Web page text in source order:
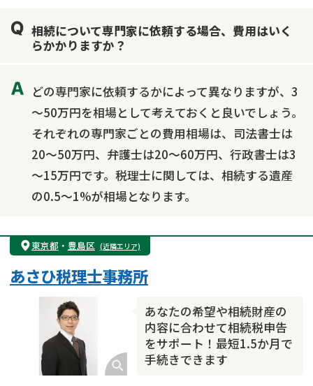
相続手続き
銀行手続き
家族信託
成年後見・任意後見
相続トラブル
相続について専門家に依頼する場合、費用はいく
らかかりますか？
どの専門家に依頼するかによって異なりますが、3
～50万円を相場として考えておくと良いでしょう。
それぞれの専門家ごとの費用相場は、司法書士は
20～50万円、弁護士は20～60万円、行政書士は3
～15万円です。税理士に関しては、相続する遺産
の0.5～1%が相場となります。
東京都 ・ 豊島区 (近隣エリア)
あなたの希望や相続財産の
内容に合わせて相続税申告
をサポート！最短1.5か月で
手続きできます
あさひ税理士事務所